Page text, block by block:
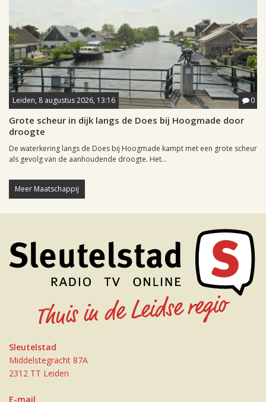
Leiden, 8 augustus 2026, 13:16 0
Grote scheur in dijk langs de Does bij Hoogmade door
droogte
De waterkering langs de Does bij Hoogmade kampt met een grote scheur
als gevolg van de aanhoudende droogte. Het...
Meer Maatschappij
Sleutelstad
Middelstegracht 87A
2312 TT Leiden
E-mail